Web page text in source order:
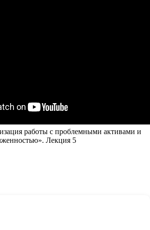
работы с проблемными активами и
Лекция 5